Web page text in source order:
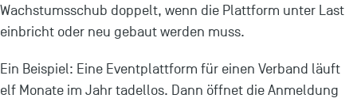
Wachstumsschub doppelt, wenn die Plattform unter Last
einbricht oder neu gebaut werden muss.
Ein Beispiel: Eine Eventplattform für einen Verband läuft
elf Monate im Jahr tadellos. Dann öffnet die Anmeldung